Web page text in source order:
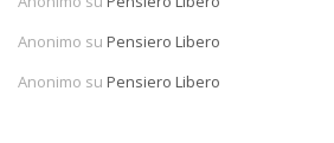
Anonimo su Pensiero Libero
Anonimo su Pensiero Libero